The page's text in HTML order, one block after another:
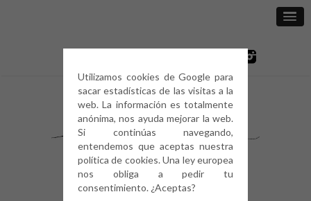
Utilizamos cookies de Google para
sacar estadísticas de las visitas a la
web. La información es totalmente
anónima, nos ayuda mejorar la web.
Si continúas navegando,
entendemos que aceptas nuestra
política de cookies. Una ley europea
nos obliga a pedir tu
consentimiento. ¿Aceptas?